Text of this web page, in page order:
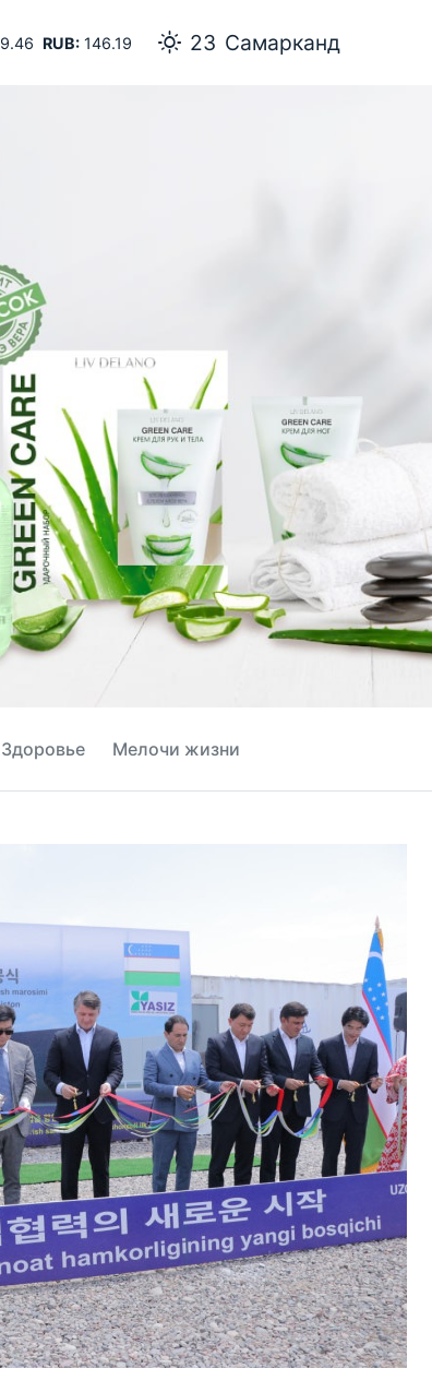
RUB:146.19 23 Самарканд
Здоровье Мелочи жизни